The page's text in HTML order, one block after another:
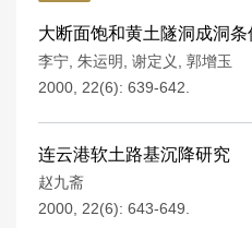
大断面饱和黄土隧洞成洞条
李宁 朱运明 谢定义
郭增玉
2000, 22(6): 639-642.
连云港软土路基沉降研究
赵九斋
2000, 22(6): 643-649.